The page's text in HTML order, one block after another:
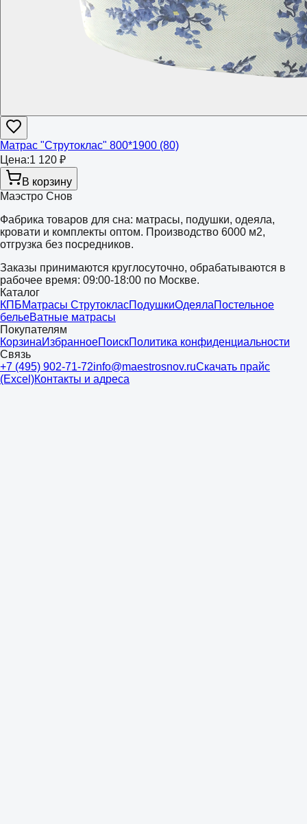
Матрас "Струтоклас" 800*1900 (80)
Цена:1 120 ₽
В корзину
Маэстро Снов
Фабрика товаров для сна: матрасы, подушки, одеяла,
кровати и комплекты оптом. Производство 6000 м2,
отгрузка без посредников.
Заказы принимаются круглосуточно, обрабатываются в
рабочее время: 09:00-18:00 по Москве.
Каталог
КПБМатрасы СтрутокласПодушкиОдеялаПостельное
бельеВатные матрасы
Покупателям
КорзинаИзбранноеПоискПолитика конфиденциальности
Связь
+7 (495) 902-71-72info@maestrosnov.ruСкачать прайс
(Excel)Контакты и адреса